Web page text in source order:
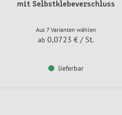
mit Selbstklebeverschluss
Aus 7 Varianten wählen
ab 0,0723 € / St.
lieferbar